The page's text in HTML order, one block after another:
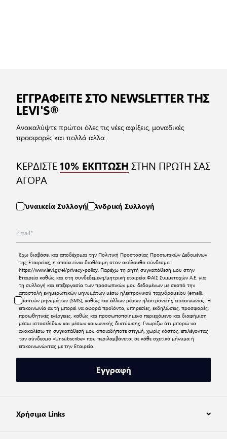
ΕΓΓΡΑΦΕΙΤΕ ΣΤΟ NEWSLETTER ΤΗΣ
LEVI'S®
Ανακαλύψτε πρώτοι όλες τις νέες αφίξεις, μοναδικές
προσφορές και πολλά άλλα.
ΚΕΡΔΙΣΤΕ10% ΕΚΠΤΩΣΗ ΣΤΗΝ ΠΡΩΤΗ ΣΑΣ
ΑΓΟΡΑ
Γυναικεία Συλλογή Ανδρική Συλλογή
Έχω διαβάσει και αποδέχομαι την Πολιτική Προστασίας Προσωπικών Δεδομένων
της Εταιρείας, η οποία είναι διαθέσιμη στον ακόλουθο σύνδεσμο:
https://www.levi.gr/el/privacy-policy. Παρέχω τη ρητή συγκατάθεσή μου στην
Εταιρεία καθώς και στη συνδεδεμένη/μητρική εταιρεία ΦΑΙΣ Συμμετοχών Α.Ε. για
τη συλλογή και επεξεργασία των προσωπικών μου δεδομένων με σκοπό την
αποστολή ενημερωτικών μηνυμάτων μέσω ηλεκτρονικού ταχυδρομείου (email),
γραπτών μηνυμάτων (SMS), καθώς και άλλων μέσων ηλεκτρονικής επικοινωνίας. Η
επικοινωνία αυτή μπορεί να αφορά προϊόντα, υπηρεσίες, εκδηλώσεις, προσφορές,
προωθητικές ενέργειες, καθώς και προσωποποιημένο περιεχόμενο και διαφήμιση
μέσω ιστοσελίδων και μέσων κοινωνικής δικτύωσης. Γνωρίζω ότι μπορώ να
ανακαλέσω τη συγκατάθεσή μου οποιαδήποτε στιγμή, χωρίς κόστος, επιλέγοντας
τον σύνδεσμο «Unsubscribe» που περιλαμβάνεται σε κάθε σχετικό μήνυμα ή
επικοινωνώντας με την Εταιρεία.
Εγγραφή
Χρήσιμα Links